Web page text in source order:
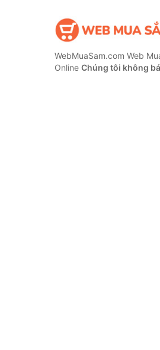
WebMuaSam.com Web
Online Chúng tôi không